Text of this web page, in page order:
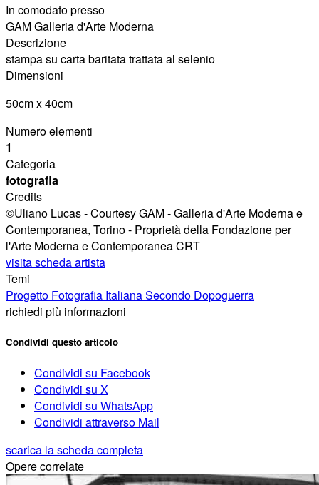
In comodato presso
GAM Galleria d'Arte Moderna
Descrizione
stampa su carta baritata trattata al selenio
Dimensioni
50cm x 40cm
Numero elementi
1
Categoria
fotografia
Credits
©Uliano Lucas - Courtesy GAM - Galleria d'Arte Moderna e
Contemporanea, Torino - Proprietà della Fondazione per
l'Arte Moderna e Contemporanea CRT
visita scheda artista
Temi
Progetto Fotografia Italiana Secondo Dopoguerra
richiedi più informazioni
Condividi questo articolo
Condividi su Facebook
Condividi su X
Condividi su WhatsApp
Condividi attraverso Mail
scarica la scheda completa
Opere correlate